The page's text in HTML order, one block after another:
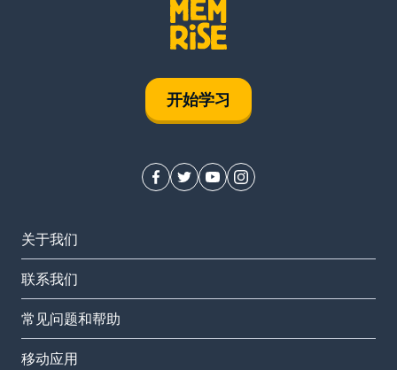
开始学习
关于我们
联系我们
常见问题和帮助
移动应用